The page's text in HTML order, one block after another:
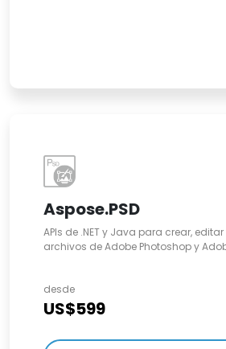
Aspose.PSD
APIs de .NET y Java para crear,
archivos de Adobe Photoshop y
desde
US$599